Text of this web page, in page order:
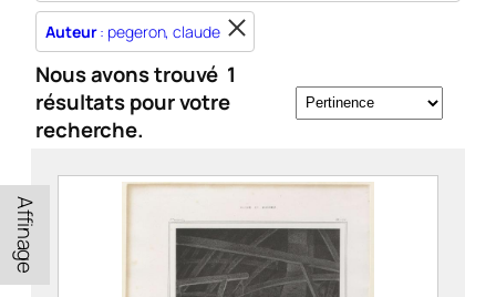
Auteur: pegeron, claude
Nous avons trouvé 1
résultats pour votre
recherche.
Affinage